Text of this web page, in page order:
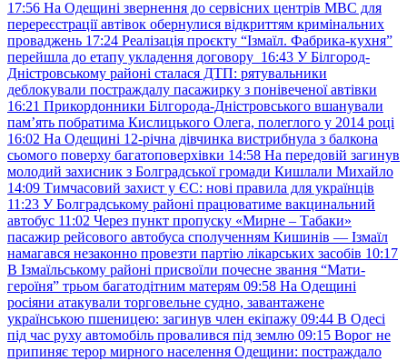
17:56 На Одещині звернення до сервісних центрів МВС для
перереєстрації автівок обернулися відкриттям кримінальних
проваджень 17:24 Реалізація проєкту “Ізмаїл. Фабрика-кухня”
перейшла до етапу укладення договору 16:43 У Білгород-
Дністровському районі сталася ДТП: рятувальники
деблокували постраждалу пасажирку з понівеченої автівки
16:21 Прикордонники Білгорода-Дністровського вшанували
пам’ять побратима Кислицького Олега, полеглого у 2014 році
16:02 На Одещині 12-річна дівчинка вистрибнула з балкона
сьомого поверху багатоповерхівки 14:58 На передовій загинув
молодий захисник з Болградської громади Кишлали Михайло
14:09 Тимчасовий захист у ЄС: нові правила для українців
11:23 У Болградському районі працюватиме вакцинальний
автобус 11:02 Через пункт пропуску «Мирне – Табаки»
пасажир рейсового автобуса сполученням Кишинів — Ізмаїл
намагався незаконно провезти партію лікарських засобів 10:17
В Ізмаїльському районі присвоїли почесне звання “Мати-
героїня” трьом багатодітним матерям 09:58 На Одещині
росіяни атакували торговельне судно, завантажене
українською пшеницею: загинув член екіпажу 09:44 В Одесі
під час руху автомобіль провалився під землю 09:15 Ворог не
припиняє терор мирного населення Одещини: постраждало